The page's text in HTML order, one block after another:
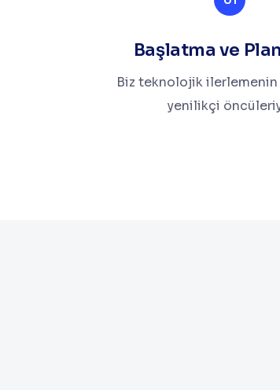
Başlatma ve
Biz teknolojik ilerlemenin
yenilikçi